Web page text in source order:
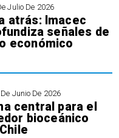
Julio De 2026
atrás: Imacec
señales de
económico
Junio De 2026
central para el
bioceánico